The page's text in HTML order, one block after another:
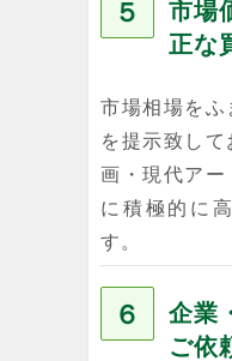
５
市場
正な
市場相場をふ
を提示致し
画・現代アー
に積極的に
す。
６
企業
ご依